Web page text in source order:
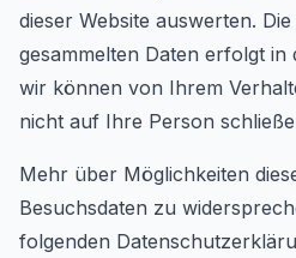
dieser Website auswerten.
gesammelten Daten erfolgt in
wir können von Ihrem
nicht auf Ihre Person
Mehr über Möglichkeiten
Besuchsdaten zu
folgenden